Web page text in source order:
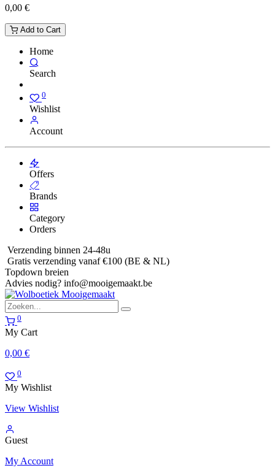
0,00 €
Add to Cart
Home
Search
0
Wishlist
Account
Offers
Brands
Category
Orders
Verzending binnen 24-48u
Gratis verzending vanaf €100 (BE & NL)
Topdown breien
Advies nodig? info@mooigemaakt.be
0
My Cart
0,00 €
0
My Wishlist
View Wishlist
Guest
My Account